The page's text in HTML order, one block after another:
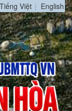
Tiếng Việt English